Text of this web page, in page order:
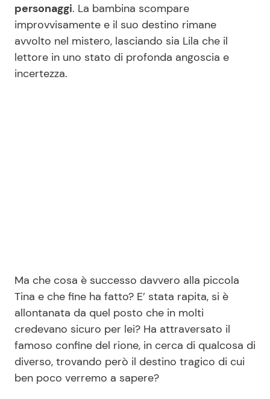
Seguici
personaggi. La bambina scompare
improvvisamente e il suo destino rimane
avvolto nel mistero, lasciando sia Lila che il
lettore in uno stato di profonda angoscia e
incertezza.
Ma che cosa è successo davvero alla piccola
Tina e che fine ha fatto? E’ stata rapita, si è
allontanata da quel posto che in molti
credevano sicuro per lei? Ha attraversato il
famoso confine del rione, in cerca di qualcosa di
diverso, trovando però il destino tragico di cui
ben poco verremo a sapere?